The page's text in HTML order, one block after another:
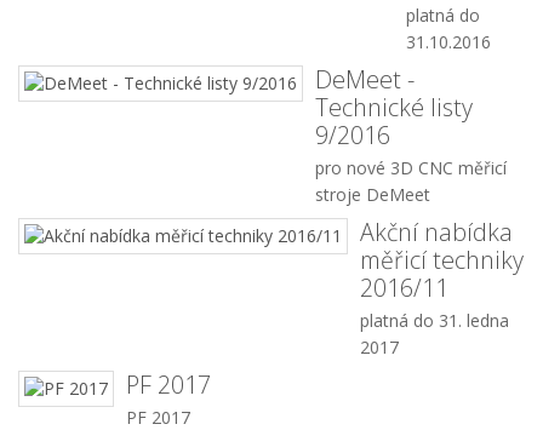
platná do
31.10.2016
DeMeet -
Technické listy
9/2016
pro nové 3D CNC měřicí
stroje DeMeet
Akční nabídka
měřicí techniky
2016/11
platná do 31. ledna
2017
PF 2017
PF 2017